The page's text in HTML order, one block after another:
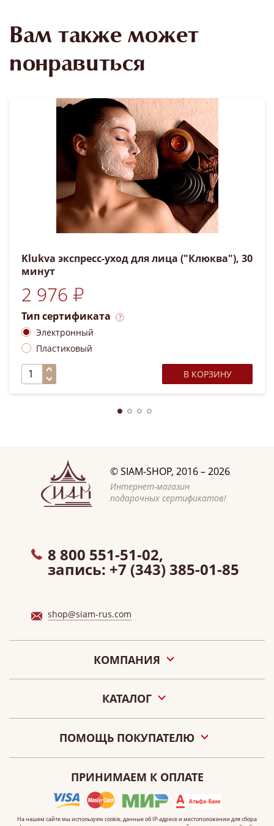
Вам также может
понравиться
Klukva экспресс-уход для лица ("Клюква"), 30
минут
2 976 ₽
Тип сертификата
Электронный
Пластиковый
В КОРЗИНУ
©SIAM-SHOP, 2016 – 2026
Интернет-магазин
подарочных сертификатов!
8 800 551-51-02,
запись: +7 (343) 385-01-85
shop@siam-rus.com
КОМПАНИЯ
О нас
Акции
Новости
Наши салоны
КАТАЛОГ
Подарочные сертификаты «СИАМ»
ПОМОЩЬ ПОКУПАТЕЛЮ
Оплата
Как сделать заказ
Публичная оферта
Что такое электронный сертификат?
ПРИНИМАЕМ К ОПЛАТЕ
На нашем сайте мы используем cookie, данныеоб IP-адресеи местоположении для сбора